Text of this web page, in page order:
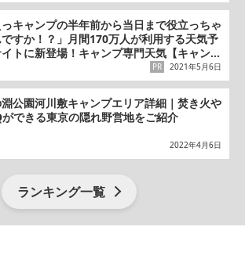
っキャンプの半年前から当日まで役立っちゃ
ですか！？」月間170万人が利用する天気予
トに新登場！キャンプ専門天気【キャンプ
2021年5月6日
PR
公園河川敷キャンプエリア詳細｜焚き火や
ができる東京の隠れ野営地をご紹介
2022年4月6日
ランキング一覧